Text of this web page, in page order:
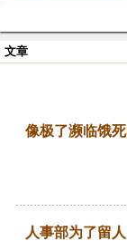
文章
像极了濒临饿
人事部为了留